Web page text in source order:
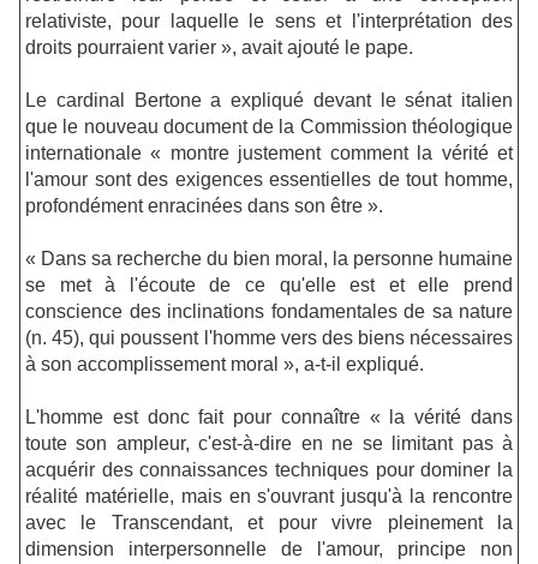
relativiste, pour laquelle le sens et l'interprétation des
droits pourraient varier », avait ajouté le pape.
Le cardinal Bertone a expliqué devant le sénat italien
que le nouveau document de la Commission théologique
internationale « montre justement comment la vérité et
l'amour sont des exigences essentielles de tout homme,
profondément enracinées dans son être ».
« Dans sa recherche du bien moral, la personne humaine
se met à l'écoute de ce qu'elle est et elle prend
conscience des inclinations fondamentales de sa nature
(n. 45), qui poussent l'homme vers des biens nécessaires
à son accomplissement moral », a-t-il expliqué.
L'homme est donc fait pour connaître « la vérité dans
toute son ampleur, c'est-à-dire en ne se limitant pas à
acquérir des connaissances techniques pour dominer la
réalité matérielle, mais en s'ouvrant jusqu'à la rencontre
avec le Transcendant, et pour vivre pleinement la
dimension interpersonnelle de l'amour, principe non